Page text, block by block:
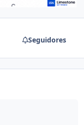
Seguidores